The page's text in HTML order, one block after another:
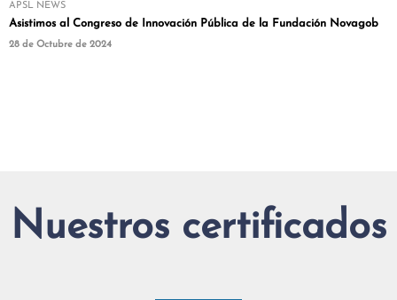
APSL NEWS
Asistimos al Congreso de Innovación Pública de la Fundación Novagob
28 de Octubre de 2024
Nuestros certificados